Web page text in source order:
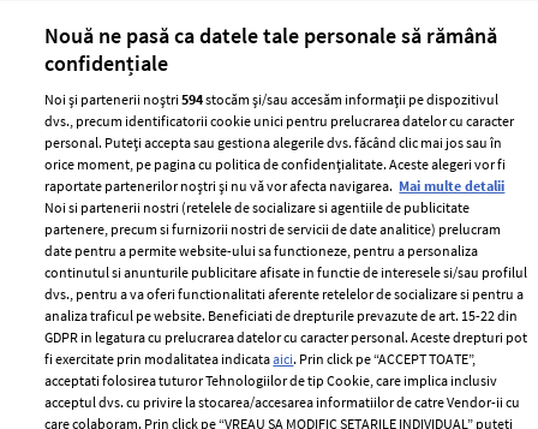
ELLE Style Awards
2024
Despre ELLE
Romania
Contact
Abonamente
Termeni si conditii
Politica de
confidențialitate
Politica de cookies
Publicitate
Nouă ne pasă ca datele tale personale să rămână
confidențiale
Noi și partenerii noștri594stocăm și/sau accesăm informații pe dispozitivul
dvs., precum identificatorii cookie unici pentru prelucrarea datelor cu caracter
personal. Puteți accepta sau gestiona alegerile dvs. făcând clic mai jos sau în
orice moment, pe pagina cu politica de confidențialitate. Aceste alegeri vor fi
raportate partenerilor noștri și nu vă vor afecta navigarea. Mai multe detalii
Noi si partenerii nostri (retelele de socializare si agentiile de publicitate
partenere, precum si furnizorii nostri de servicii de date analitice) prelucram
date pentru a permite website-ului sa functioneze, pentru a personaliza
continutul si anunturile publicitare afisate in functie de interesele si/sau profilul
dvs., pentru a va oferi functionalitati aferente retelelor de socializare si pentru a
analiza traficul pe website. Beneficiati de drepturile prevazute de art. 15-22 din
GDPR in legatura cu prelucrarea datelor cu caracter personal. Aceste drepturi pot
fi exercitate prin modalitatea indicataaici. Prin click pe “ACCEPT TOATE”,
acceptati folosirea tuturor Tehnologiilor de tip Cookie, care implica inclusiv
acceptul dvs. cu privire la stocarea/accesarea informatiilor de catre Vendor-ii cu
care colaboram. Prin click pe “VREAU SA MODIFIC SETARILE INDIVIDUAL” puteti